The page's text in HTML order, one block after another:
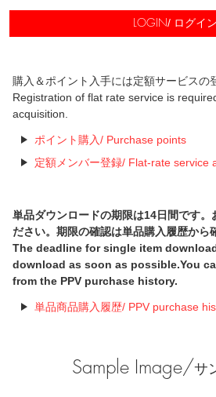
LOGIN/ ログイン
購入＆ポイント入手には定額サービスの
Registration of flat rate service is
acquisition.
ポイント購入/ Purchase points
定額メンバー登録/ Flat-rate service
単品ダウンロードの期限は14日間です。
ださい。期限の確認は単品購入履歴から
The deadline for single item
download as soon as possible.You
from the PPV purchase history.
単品商品購入履歴/ PPV purchase
Sample Image/サ